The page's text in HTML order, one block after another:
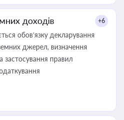
доходів +6
обов’язку декларування
джерел, визначення
застосування правил